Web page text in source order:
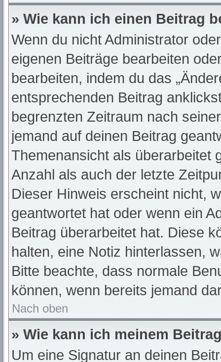
» Wie kann ich einen Beitrag
Wenn du nicht Administrator
eigenen Beiträge bearbeiten
bearbeiten, indem du das
entsprechenden Beitrag
begrenzten Zeitraum nach
jemand auf deinen Beitrag
Themenansicht als überarbeitet
Anzahl als auch der letzte
Dieser Hinweis erscheint nicht,
geantwortet hat oder wenn ein
Beitrag überarbeitet hat. Diese
halten, eine Notiz hinterlassen,
Bitte beachte, dass normale
können, wenn bereits jemand
Nach oben
» Wie kann ich meinem
Um eine Signatur an deinen